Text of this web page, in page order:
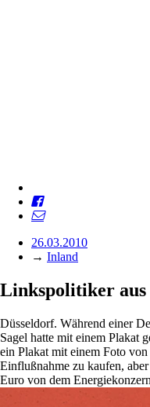
26.03.2010
→ Inland
Linkspolitiker aus
Düsseldorf. Während einer
Sagel hatte mit einem Plakat
ein Plakat mit einem Foto
Einflußnahme zu kaufen,
Euro von dem